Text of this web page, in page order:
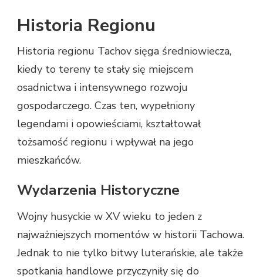
Historia Regionu
Historia regionu Tachov sięga średniowiecza,
kiedy to tereny te stały się miejscem
osadnictwa i intensywnego rozwoju
gospodarczego. Czas ten, wypełniony
legendami i opowieściami, kształtował
tożsamość regionu i wpływał na jego
mieszkańców.
Wydarzenia Historyczne
Wojny husyckie w XV wieku to jeden z
najważniejszych momentów w historii Tachowa.
Jednak to nie tylko bitwy luterańskie, ale także
spotkania handlowe przyczyniły się do